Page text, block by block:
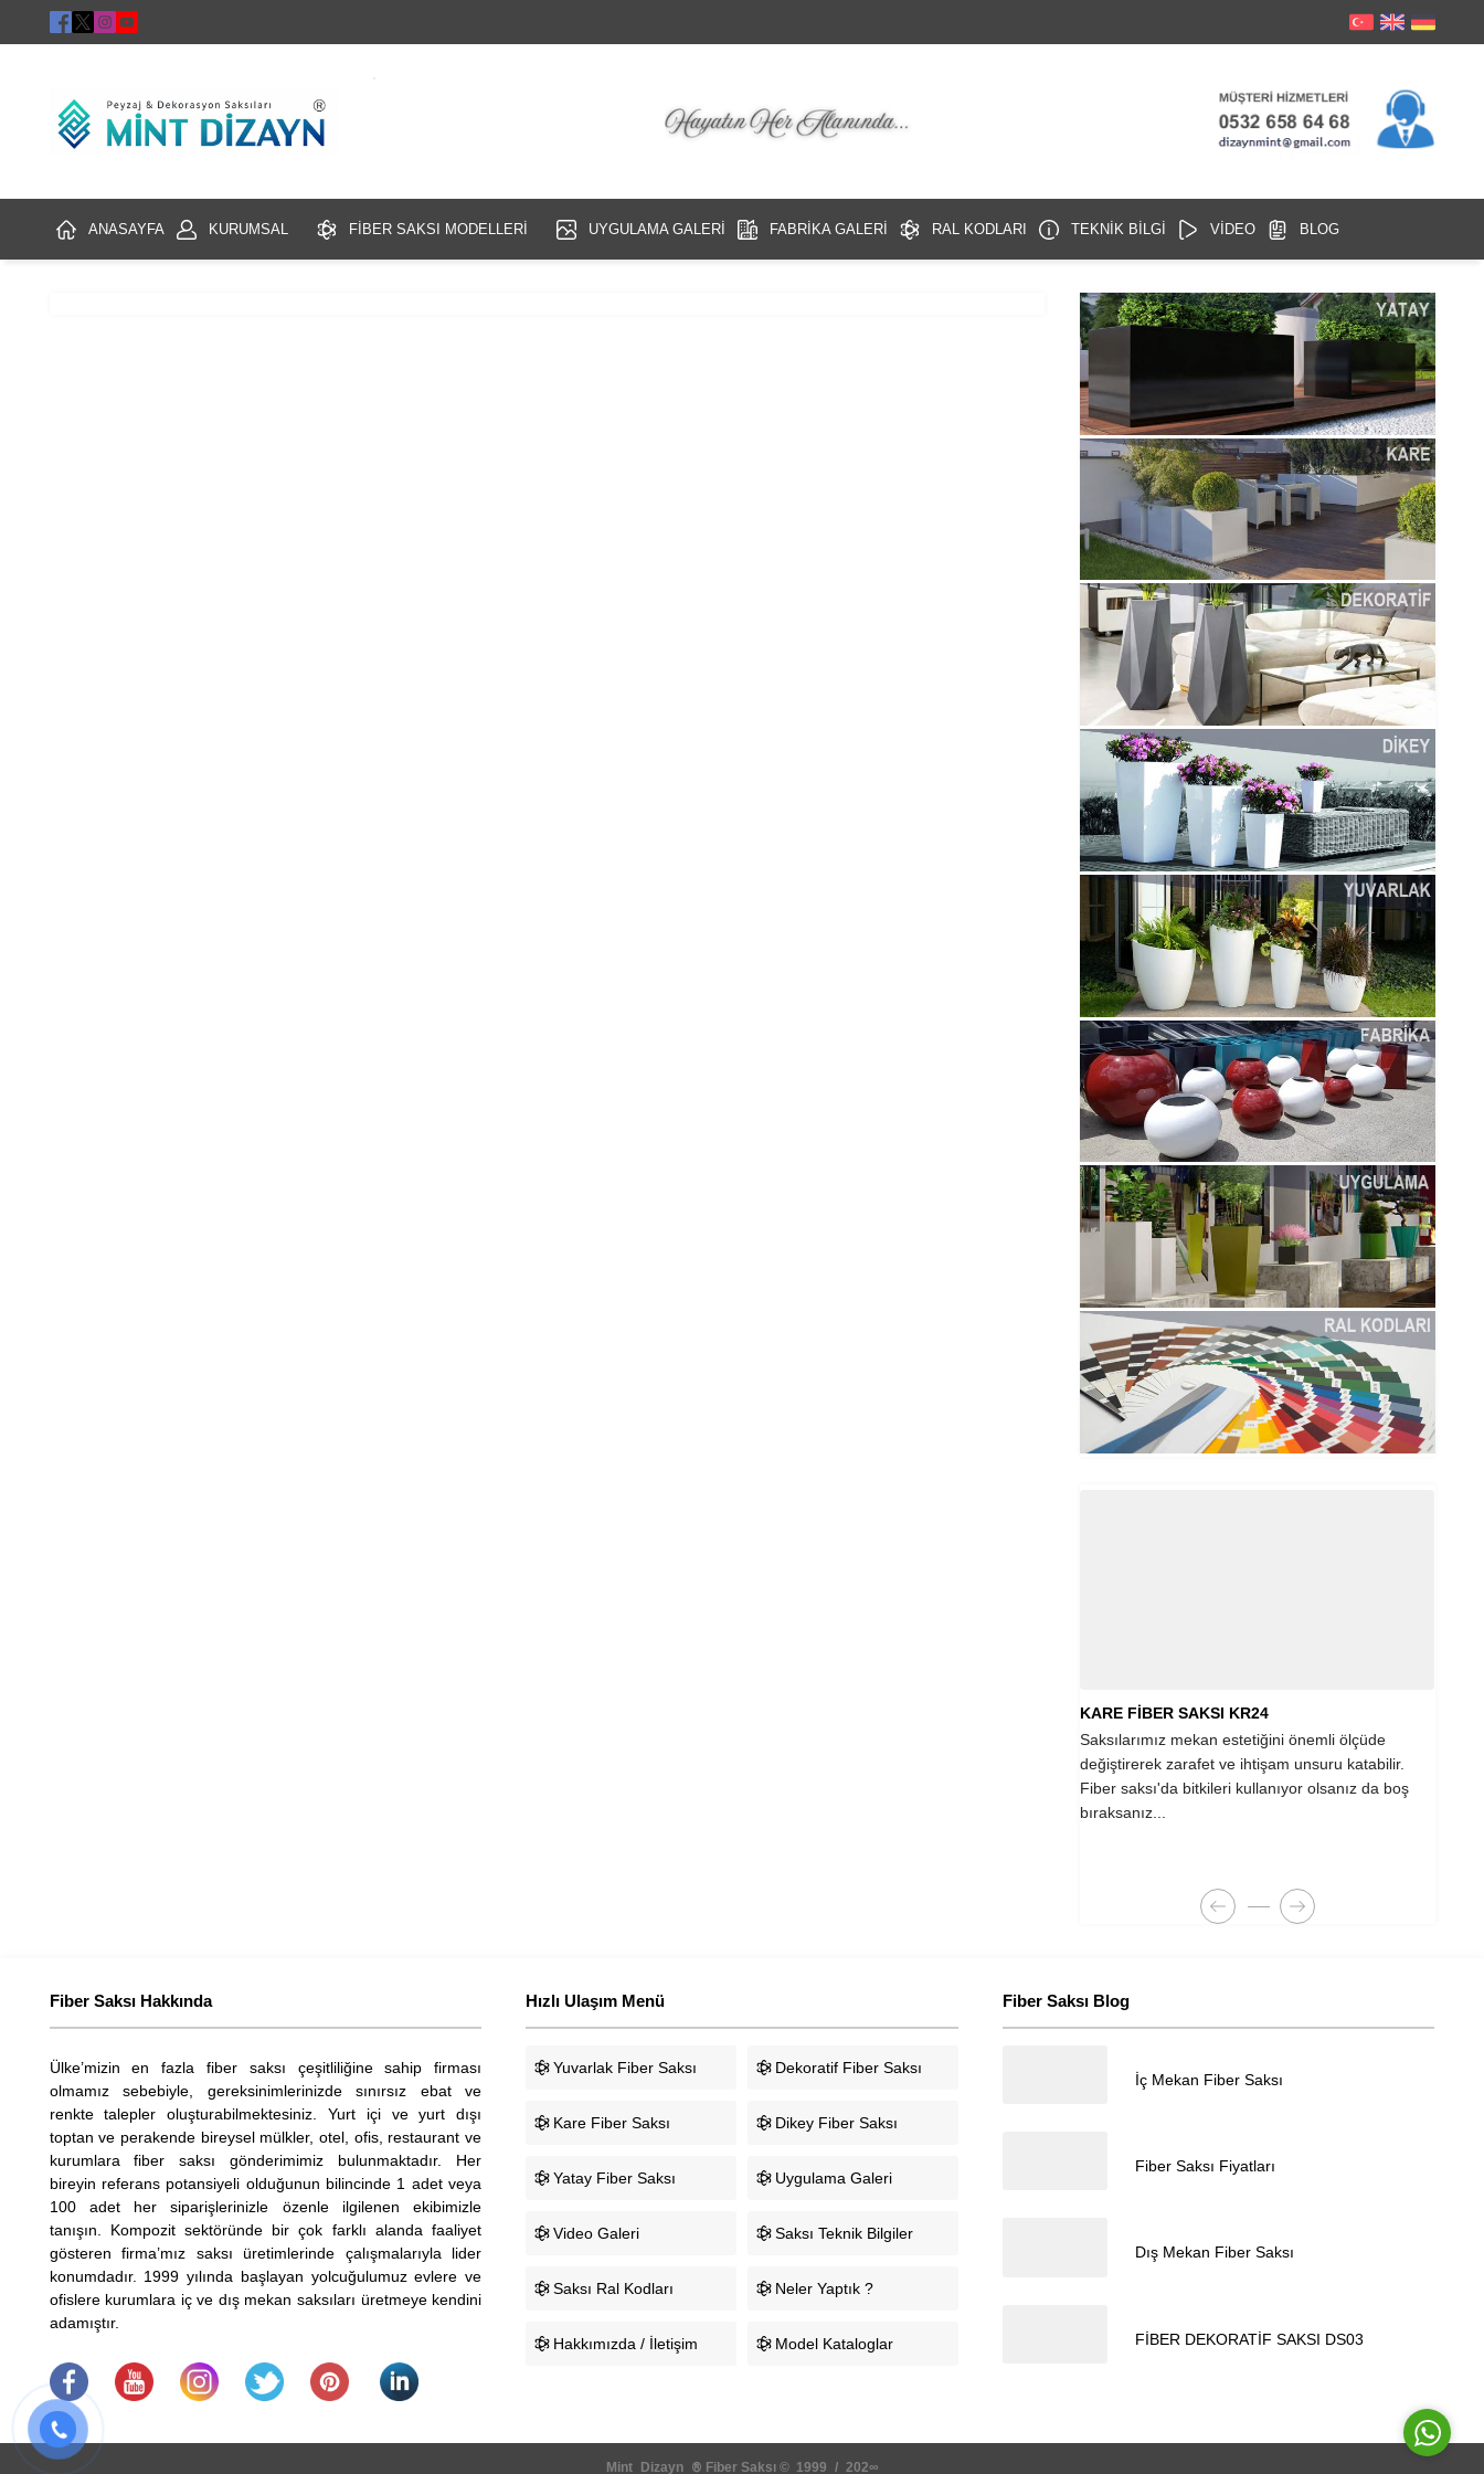
ANASAYFA KURUMSAL FİBER SAKSI MODELLERİ UYGULAMA GALERİ FABRİKA GALERİ RAL KODLARI TEKNİK BİLGİ VİDEO BLOG
KARE FİBER SAKSI KR24
Saksılarımız mekan estetiğini önemli ölçüde
değiştirerek zarafet ve ihtişam unsuru katabilir.
Fiber saksı'da bitkileri kullanıyor olsanız da boş
bıraksanız...
Fiber Saksı Hakkında
Ülke’mizin en fazla fiber saksı çeşitliliğine sahip firması
olmamız sebebiyle, gereksinimlerinizde sınırsız ebat ve
renkte talepler oluşturabilmektesiniz. Yurt içi ve yurt dışı
toptan ve perakende bireysel mülkler, otel, ofis, restaurant ve
kurumlara fiber saksı gönderimimiz bulunmaktadır. Her
bireyin referans potansiyeli olduğunun bilincinde 1 adet veya
100 adet her siparişlerinizle özenle ilgilenen ekibimizle
tanışın. Kompozit sektöründe bir çok farklı alanda faaliyet
gösteren firma’mız saksı üretimlerinde çalışmalarıyla lider
konumdadır. 1999 yılında başlayan yolcuğulumuz evlere ve
ofislere kurumlara iç ve dış mekan saksıları üretmeye kendini
adamıştır.
Hızlı Ulaşım Menü
Yuvarlak Fiber Saksı Dekoratif Fiber Saksı
Kare Fiber Saksı Dikey Fiber Saksı
Yatay Fiber Saksı Uygulama Galeri
Video Galeri Saksı Teknik Bilgiler
Saksı Ral Kodları Neler Yaptık ?
Hakkımızda / İletişim Model Kataloglar
Fiber Saksı Blog
İç Mekan Fiber Saksı
Fiber Saksı Fiyatları
Dış Mekan Fiber Saksı
FİBER DEKORATİF SAKSI DS03
Mints Dizayns ® Fiber Saksı ©1 1999 /1​ 202∞